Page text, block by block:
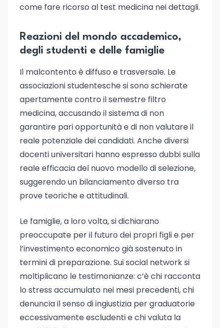
come fare ricorso al test medicina nei dettagli.
Reazioni del mondo accademico,
degli studenti e delle famiglie
Il malcontento è diffuso e trasversale. Le
associazioni studentesche si sono schierate
apertamente contro il semestre filtro
medicina, accusando il sistema di non
garantire pari opportunità e di non valutare il
reale potenziale dei candidati. Anche diversi
docenti universitari hanno espresso dubbi sulla
reale efficacia del nuovo modello di selezione,
suggerendo un bilanciamento diverso tra
prove teoriche e attitudinali.
Le famiglie, a loro volta, si dichiarano
preoccupate per il futuro dei propri figli e per
l’investimento economico già sostenuto in
termini di preparazione. Sui social network si
moltiplicano le testimonianze: c’è chi racconta
lo stress accumulato nei mesi precedenti, chi
denuncia il senso di ingiustizia per graduatorie
eccessivamente escludenti e chi valuta la